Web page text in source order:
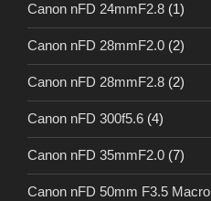
Canon nFD 24mmF2.8 (1)
Canon nFD 28mmF2.0 (2)
Canon nFD 28mmF2.8 (2)
Canon nFD 300f5.6 (4)
Canon nFD 35mmF2.0 (7)
Canon nFD 50mm F3.5 Macro